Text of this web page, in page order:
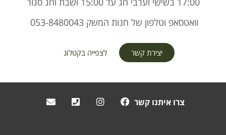
וואטסאפ וטלפון של חנות המשק 053-8480043
יצירת קשר לצפייה בקטלוג
צרו איתנו קשר